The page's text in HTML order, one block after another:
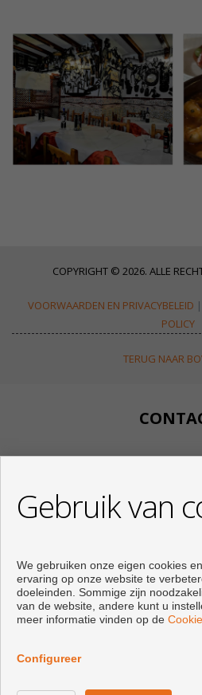
COPYRIGHT © 2026. ALLE
VOORWAARDEN EN PRIVACYBELEID |
POLICY
TERUG NAAR
29780 Nerja
+34
Van Maandag op Vrijdag : 09:30
Gebruik van
We gebruiken onze eigen cookies
ervaring op onze website te
doeleinden. Sommige zijn
van de website, andere kunt u
meer informatie vinden op de
Configureer